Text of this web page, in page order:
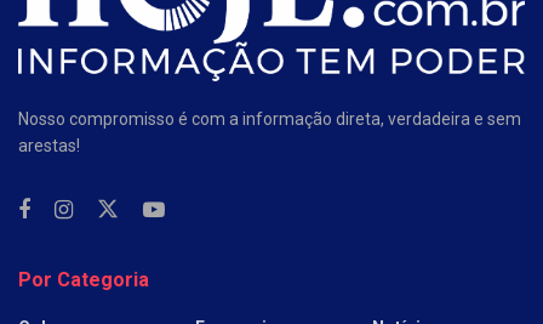
Nosso compromisso é com a informação direta, verdadeira e sem
arestas!
Por Categoria